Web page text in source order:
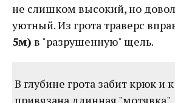
не слишком высокий, но
уютный. Из грота траверс
5м) в "разрушенную" щель.
В глубине грота забит крюк и
привязана длинная